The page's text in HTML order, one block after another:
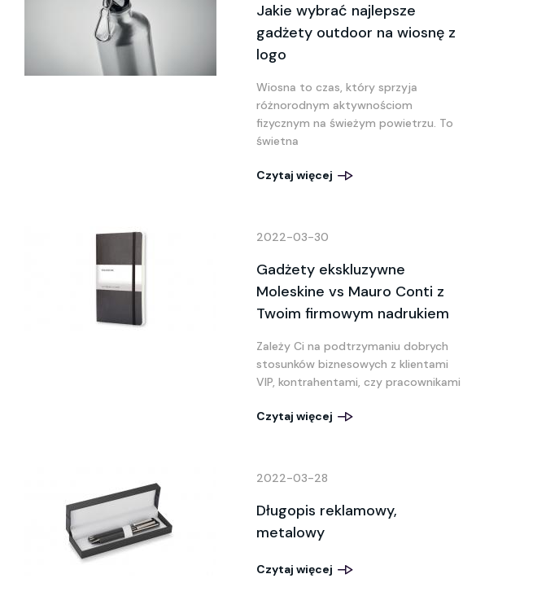
Jakie wybrać najlepsze
gadżety outdoor na wiosnę z
logo
Wiosna to czas, który sprzyja
różnorodnym aktywnościom
fizycznym na świeżym powietrzu. To
świetna
Czytaj więcej
2022-03-30
Gadżety ekskluzywne
Moleskine vs Mauro Conti z
Twoim firmowym nadrukiem
Zależy Ci na podtrzymaniu dobrych
stosunków biznesowych z klientami
VIP, kontrahentami, czy pracownikami
Czytaj więcej
2022-03-28
Długopis reklamowy,
metalowy
Czytaj więcej